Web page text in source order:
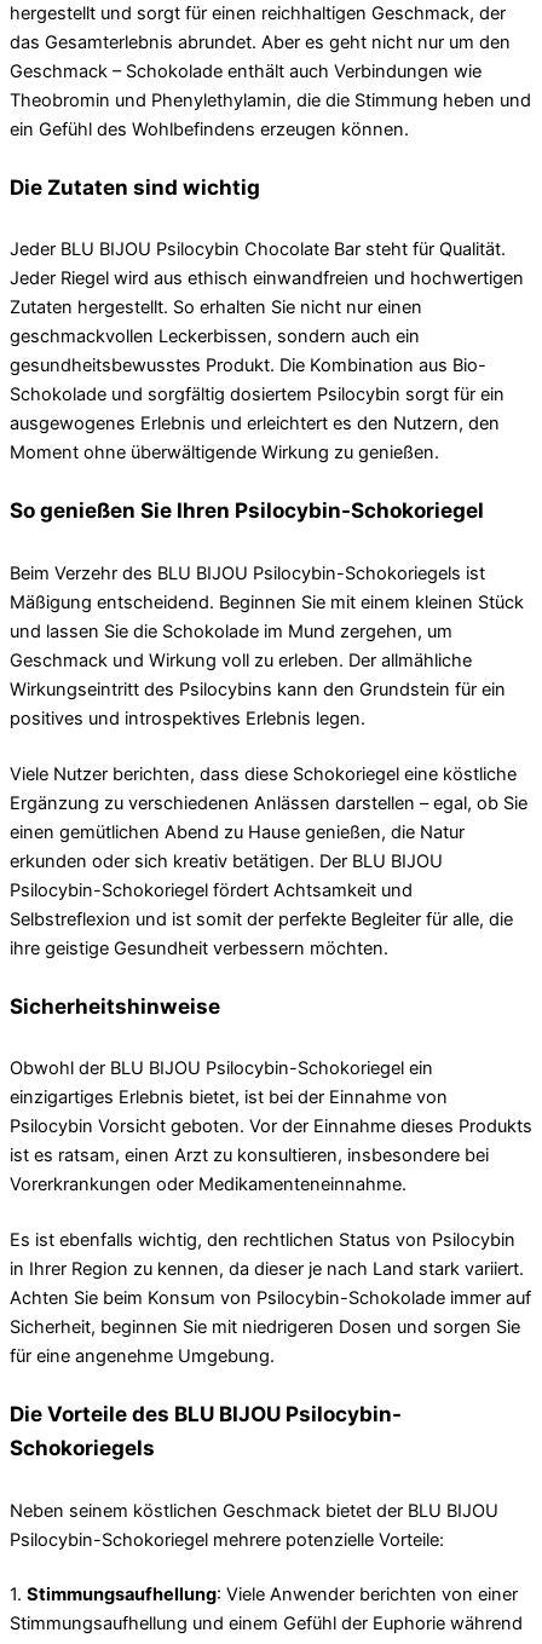
hergestellt und sorgt für einen reichhaltigen Geschmack, der
das Gesamterlebnis abrundet. Aber es geht nicht nur um den
Geschmack – Schokolade enthält auch Verbindungen wie
Theobromin und Phenylethylamin, die die Stimmung heben und
ein Gefühl des Wohlbefindens erzeugen können.
Die Zutaten sind wichtig
Jeder BLU BIJOU Psilocybin Chocolate Bar steht für Qualität.
Jeder Riegel wird aus ethisch einwandfreien und hochwertigen
Zutaten hergestellt. So erhalten Sie nicht nur einen
geschmackvollen Leckerbissen, sondern auch ein
gesundheitsbewusstes Produkt. Die Kombination aus Bio-
Schokolade und sorgfältig dosiertem Psilocybin sorgt für ein
ausgewogenes Erlebnis und erleichtert es den Nutzern, den
Moment ohne überwältigende Wirkung zu genießen.
So genießen Sie Ihren Psilocybin-Schokoriegel
Beim Verzehr des BLU BIJOU Psilocybin-Schokoriegels ist
Mäßigung entscheidend. Beginnen Sie mit einem kleinen Stück
und lassen Sie die Schokolade im Mund zergehen, um
Geschmack und Wirkung voll zu erleben. Der allmähliche
Wirkungseintritt des Psilocybins kann den Grundstein für ein
positives und introspektives Erlebnis legen.
Viele Nutzer berichten, dass diese Schokoriegel eine köstliche
Ergänzung zu verschiedenen Anlässen darstellen – egal, ob Sie
einen gemütlichen Abend zu Hause genießen, die Natur
erkunden oder sich kreativ betätigen. Der BLU BIJOU
Psilocybin-Schokoriegel fördert Achtsamkeit und
Selbstreflexion und ist somit der perfekte Begleiter für alle, die
ihre geistige Gesundheit verbessern möchten.
Sicherheitshinweise
Obwohl der BLU BIJOU Psilocybin-Schokoriegel ein
einzigartiges Erlebnis bietet, ist bei der Einnahme von
Psilocybin Vorsicht geboten. Vor der Einnahme dieses Produkts
ist es ratsam, einen Arzt zu konsultieren, insbesondere bei
Vorerkrankungen oder Medikamenteneinnahme.
Es ist ebenfalls wichtig, den rechtlichen Status von Psilocybin
in Ihrer Region zu kennen, da dieser je nach Land stark variiert.
Achten Sie beim Konsum von Psilocybin-Schokolade immer auf
Sicherheit, beginnen Sie mit niedrigeren Dosen und sorgen Sie
für eine angenehme Umgebung.
Die Vorteile des BLU BIJOU Psilocybin-
Schokoriegels
Neben seinem köstlichen Geschmack bietet der BLU BIJOU
Psilocybin-Schokoriegel mehrere potenzielle Vorteile:
1. Stimmungsaufhellung: Viele Anwender berichten von einer
Stimmungsaufhellung und einem Gefühl der Euphorie während